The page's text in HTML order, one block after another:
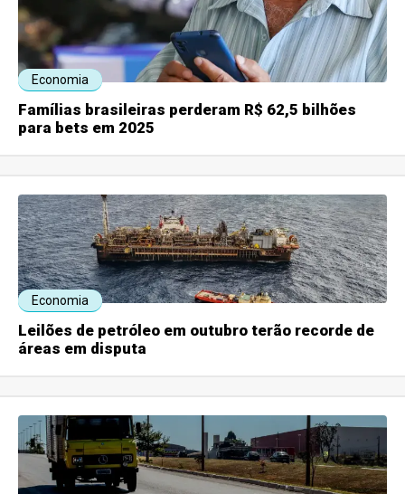
Economia
Famílias brasileiras perderam R$ 62,5 bilhões
para bets em 2025
Economia
Leilões de petróleo em outubro terão recorde de
áreas em disputa